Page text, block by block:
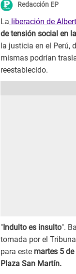
Redacción EP
La liberación de
de tensión social en
la justicia en el Perú,
mismas podrían
reestablecido.
" Indulto es insulto".
tomada por el
para este martes 5
Plaza San Martín.